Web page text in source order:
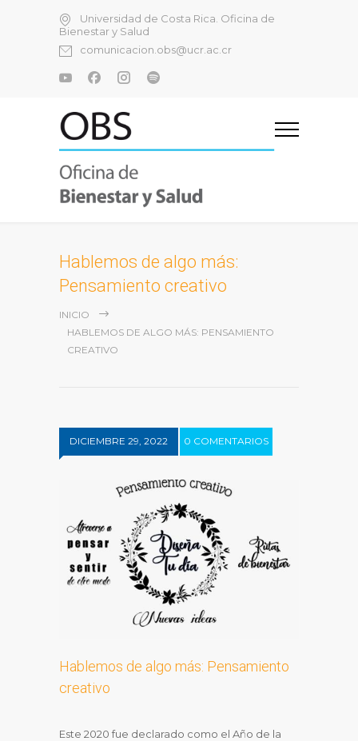
Universidad de Costa Rica. Oficina de
Bienestar y Salud
comunicacion.obs@ucr.ac.cr
Hablemos de algo más:
Pensamiento creativo
INICIO
HABLEMOS DE ALGO MÁS: PENSAMIENTO
CREATIVO
DICIEMBRE 29, 2022 0 COMENTARIOS
Hablemos de algo más: Pensamiento
creativo
Este 2020 fue declarado como el Año de la